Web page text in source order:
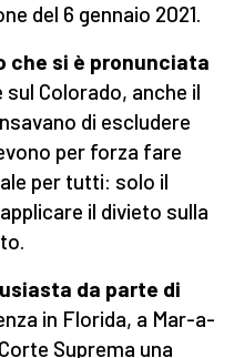
del 6 gennaio 2021.
che si è pronunciata
sul Colorado, anche il
di escludere
per forza fare
per tutti: solo il
il divieto sulla
da parte di
in Florida, a Mar-a-
Suprema una